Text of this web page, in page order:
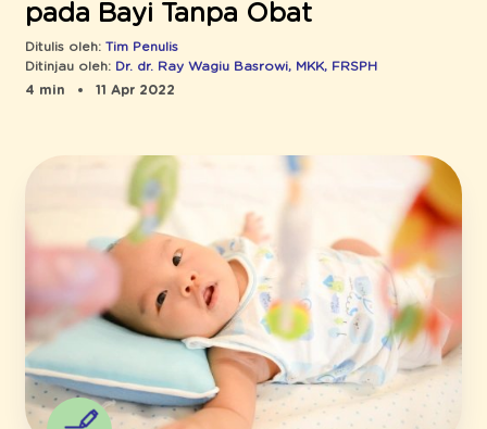
pada Bayi Tanpa Obat
Ditulis oleh: Tim Penulis
Ditinjau oleh: Dr. dr. Ray Wagiu Basrowi, MKK, FRSPH
4 min
11 Apr 2022